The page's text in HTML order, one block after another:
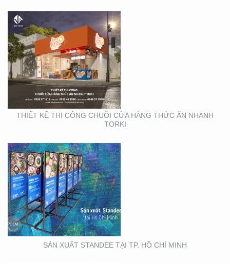
THIẾT KẾ THI CÔNG CHUỖI CỬA HÀNG THỨC ĂN NHANH
TORKI
SẢN XUẤT STANDEE TẠI
TP. HỒ CHÍ MINH
SẢN XUẤT STANDEE TẠI TP. HỒ CHÍ MINH
THIẾT KẾ THI CÔNG
KIOSK TẠI TP. HỒ CHÍ
MINH